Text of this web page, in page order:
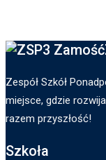
Zespół Szkół
miejsce, gdzie
razem przyszłość!
Szkoła